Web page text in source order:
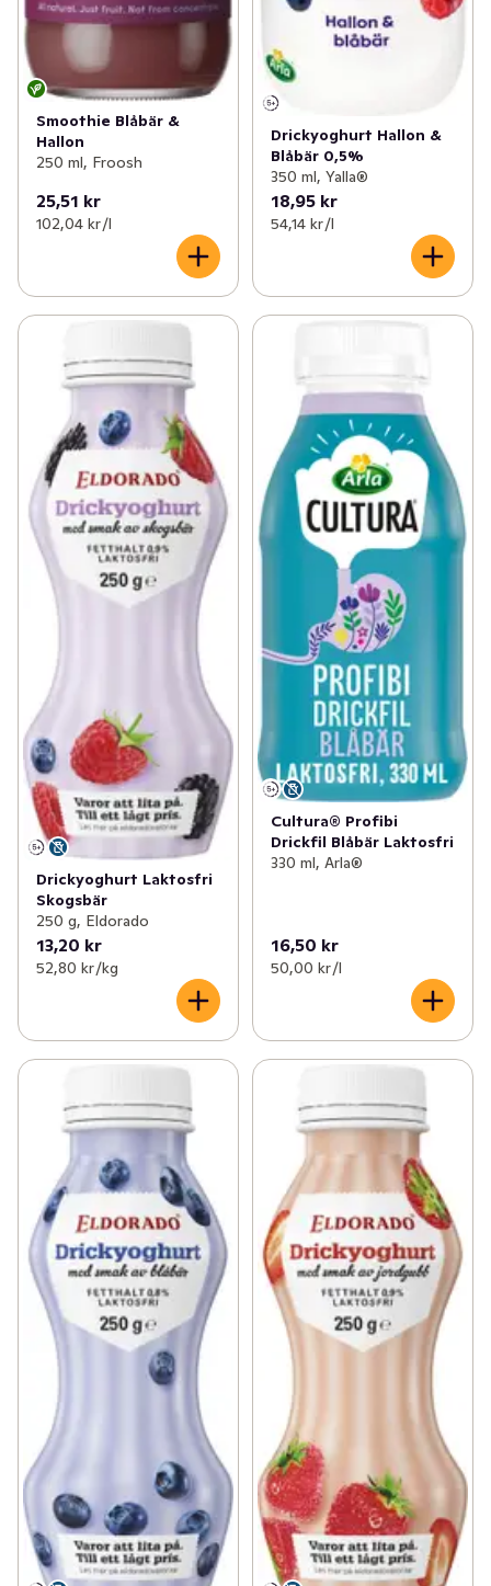
Smoothie Blåbär &
Hallon
250 ml, Froosh
25,51 kr
102,04 kr /l
Drickyoghurt Hallon &
Blåbär 0,5%
350 ml, Yalla®
18,95 kr
54,14 kr /l
Drickyoghurt Laktosfri
Skogsbär
250 g, Eldorado
13,20 kr
52,80 kr /kg
Cultura® Profibi
Drickfil Blåbär Laktosfri
330 ml, Arla®
16,50 kr
50,00 kr /l